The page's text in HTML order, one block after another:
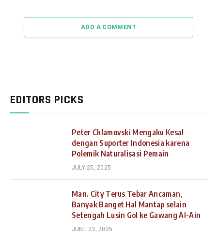
ADD A COMMENT
EDITORS PICKS
Peter Cklamovski Mengaku Kesal
dengan Suporter Indonesia karena
Polemik Naturalisasi Pemain
JULY 25, 2025
Man. City Terus Tebar Ancaman,
Banyak Banget Hal Mantap selain
Setengah Lusin Gol ke Gawang Al-Ain
JUNE 23, 2025